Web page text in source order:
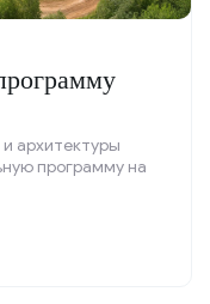
архитектуры
программу на